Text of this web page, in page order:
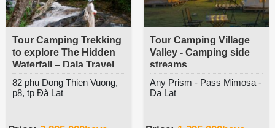
Tour Camping Trekking
to explore The Hidden
Waterfall – Dala Travel
82 phu Dong Thien Vuong,
p8, tp Đà Lạt
Tour Camping Village
Valley - Camping side
streams
Any Prism - Pass Mimosa -
Da Lat